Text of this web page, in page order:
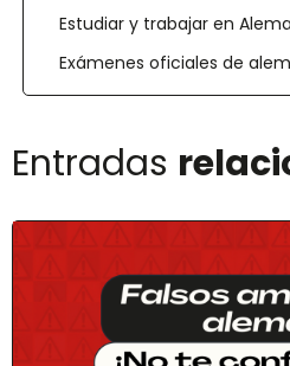
Estudiar y trabajar en
Exámenes oficiales de
Entradas